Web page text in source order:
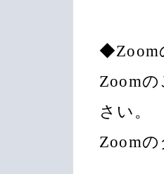
◆Zoom
Zoom
さい。
Zoom